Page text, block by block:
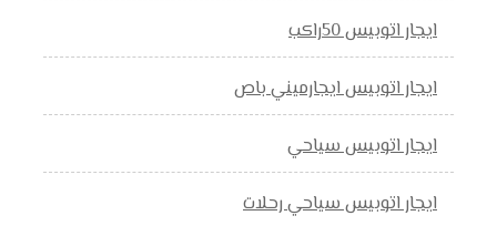
ايجار اتوبيس 50راكب
ايجار اتوبيس ايجارميني باص
ايجار اتوبيس سياحي
ايجار اتوبيس سياحي رحلات